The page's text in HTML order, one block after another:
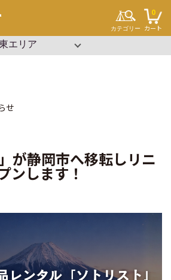
カテゴリー
0
カート
せ
が静岡市へ移転しリニ
ンします！
▼ エリアを選択